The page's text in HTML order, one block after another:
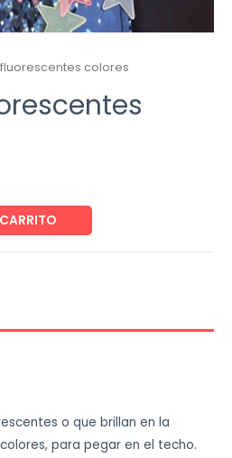
fluorescentes colores
o que brillan en la
para pegar en el techo.